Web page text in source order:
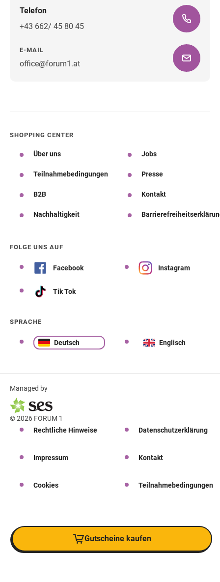
Telefon
+43 662/ 45 80 45
E-MAIL
office@forum1.at
SHOPPING CENTER
Über uns Jobs
Teilnahmebedingungen Presse
B2B Kontakt
Nachhaltigkeit
FOLGE UNS AUF
Facebook Instagram
Tik Tok
SPRACHE
Deutsch Englisch
Managed by
© 2026 FORUM 1
Rechtliche Hinweise
Datenschutzerklärung
Impressum Kontakt
Cookies Teilnahmebedingungen
Gutscheine kaufen